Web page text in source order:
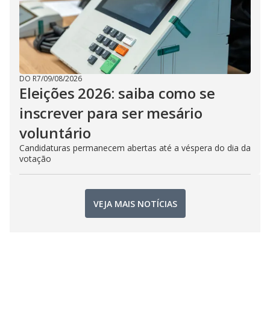
DO R7/09/08/2026
Eleições 2026: saiba como se
inscrever para ser mesário
voluntário
Candidaturas permanecem abertas até a véspera do dia da
votação
VEJA MAIS NOTÍCIAS